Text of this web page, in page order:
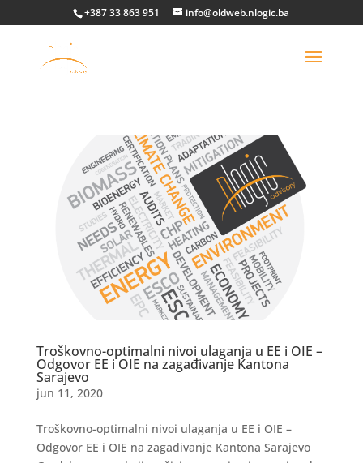
+387 33 863 951 info@oldweb.nlogic.ba
Troškovno-optimalni nivoi ulaganja u EE i OIE –
Odgovor EE i OIE na zagađivanje Kantona
Sarajevo
jun 11, 2020
Troškovno-optimalni nivoi ulaganja u EE i OIE –
Odgovor EE i OIE na zagađivanje Kantona Sarajevo